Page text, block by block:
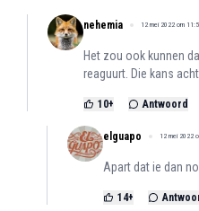
nehemia 12 mei 2022 om
Het zou ook kunnen
reaguurt. Die kans
10+ Antwoord
elguapo 12 mei 2022
Apart dat ie dan
14+